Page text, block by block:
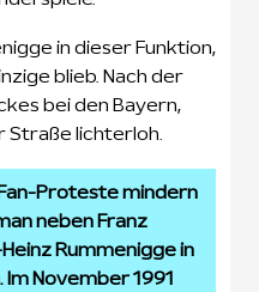
in dieser Funktion,
blieb. Nach der
bei den Bayern,
Straße lichterloh.
Proteste mindern
neben Franz
Rummenigge in
November 1991